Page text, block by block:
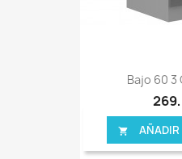
Bajo 60 3
 AÑADIR